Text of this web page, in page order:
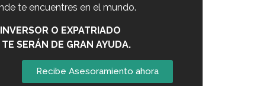
te encuentres en el mundo.
O EXPATRIADO
SERÁN DE GRAN AYUDA.
Recibe Asesoramiento ahora